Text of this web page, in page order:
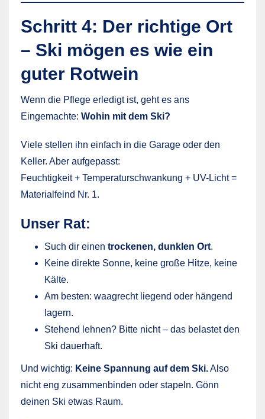
Schritt 4: Der richtige Ort
– Ski mögen es wie ein
guter Rotwein
Wenn die Pflege erledigt ist, geht es ans
Eingemachte: Wohin mit dem Ski?
Viele stellen ihn einfach in die Garage oder den
Keller. Aber aufgepasst:
Feuchtigkeit + Temperaturschwankung + UV-Licht =
Materialfeind Nr. 1.
Unser Rat:
Such dir einen trockenen, dunklen Ort.
Keine direkte Sonne, keine große Hitze, keine
Kälte.
Am besten: waagrecht liegend oder hängend
lagern.
Stehend lehnen? Bitte nicht – das belastet den
Ski dauerhaft.
Und wichtig: Keine Spannung auf dem Ski.Also
nicht eng zusammenbinden oder stapeln. Gönn
deinen Ski etwas Raum.